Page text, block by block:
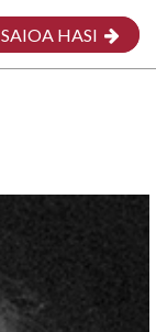
SAIOA HASI